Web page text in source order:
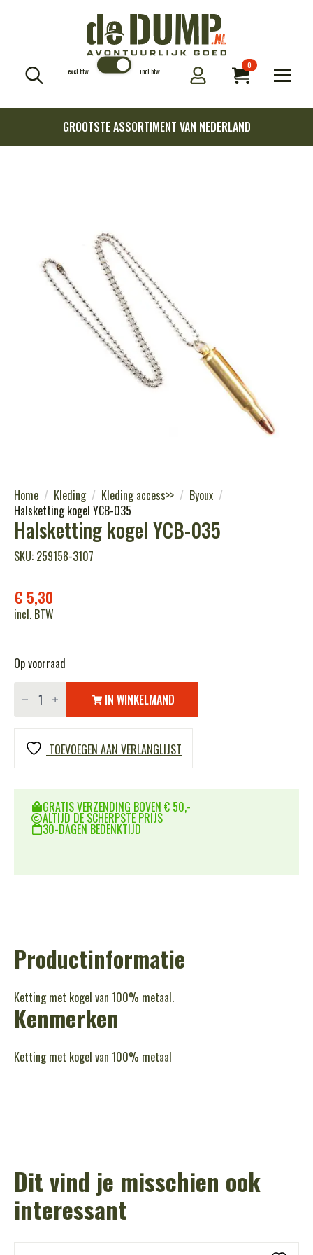
excl btw incl btw
0
GROOTSTE ASSORTIMENT VAN NEDERLAND
Home Kleding Kleding access>>
Byoux
Halsketting kogel YCB-035
Halsketting kogel YCB-035
SKU: 259158-3107
€ 5,30
incl. BTW
Op voorraad
Halsketting
kogel
035
aantal
IN WINKELMAND
TOEVOEGEN AAN VERLANGLIJST
GRATIS VERZENDING BOVEN € 50,-
ALTIJD DE SCHERPSTE PRIJS
30-DAGEN BEDENKTIJD
Productinformatie
Ketting met kogel van 100% metaal.
Kenmerken
Ketting met kogel van 100% metaal
Dit vind je misschien ook
interessant